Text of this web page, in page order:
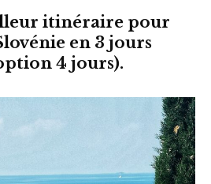
pour
voir
le
meilleur
du
itinéraire pour
en 3 jours
4 jours).